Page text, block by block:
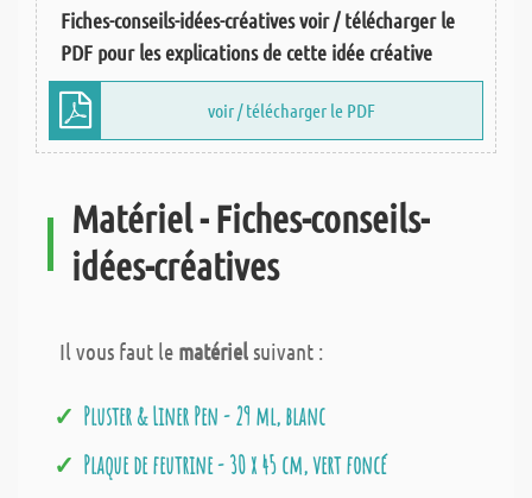
Fiches-conseils-idées-créatives voir / télécharger le
PDF pour les explications de cette idée créative
voir / télécharger le PDF
Matériel - Fiches-conseils-
idées-créatives
Il vous faut le matérielsuivant :
Pluster & Liner Pen - 29 ml, blanc
Plaque de feutrine - 30 x 45 cm, vert foncé